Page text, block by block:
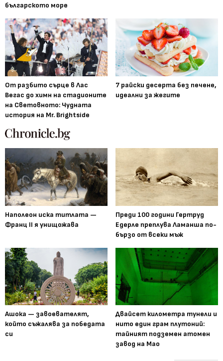
българското море
От разбито сърце в Лас
Вегас до химн на стадионите
на Световното: Чудната
история на Mr. Brightside
7 райски десерта без печене,
идеални за жегите
Наполеон иска титлата —
Франц II я унищожава
Преди 100 години Гертруд
Едерле преплува Ламанша по-
бързо от всеки мъж
Ашока — завоевателят,
който съжалява за победата
си
Двайсет километра тунели и
нито един грам плутоний:
тайният подземен атомен
завод на Мао